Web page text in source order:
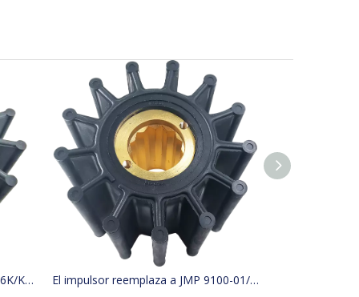
El impulsor reemplaza a JMP 9136K/KASHIYAMA SP-600 CON KINKI BK-0314 El impulsor reemplaza a JMP 9100-01/JABSCO 31500-0001 2999-0001/KASHIYAMA CON KINKI BK-0132